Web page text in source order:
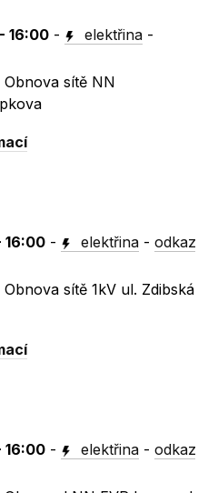
16:00 - elektřina -
sítě NN
16:00 - elektřina -odkaz
sítě 1kV ul. Zdibská
16:00 - elektřina -odkaz